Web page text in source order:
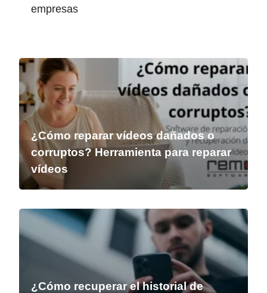
empresas
¿Cómo reparar vídeos dañados o
corruptos? Herramienta para reparar
vídeos
¿Cómo recuperar el historial de